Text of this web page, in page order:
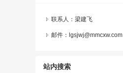
联系人：梁建飞
邮件：lgsjwj@mmcxw.com
站内搜索